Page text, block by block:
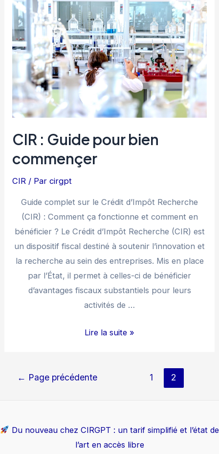
CIR : Guide pour bien
commençer
CIR / Parcirgpt
Guide complet sur le Crédit d’Impôt Recherche
(CIR) : Comment ça fonctionne et comment en
bénéficier ? Le Crédit d’Impôt Recherche (CIR) est
un dispositif fiscal destiné à soutenir l’innovation et
la recherche au sein des entreprises. Mis en place
par l’État, il permet à celles-ci de bénéficier
d’avantages fiscaux substantiels pour leurs
activités de …
CIR
pour
Lire la suite »
Pagination
← Page précédente 1 2
Du nouveau chez CIRGPT : un tarif simplifié et l’état de
l’art en accès libre